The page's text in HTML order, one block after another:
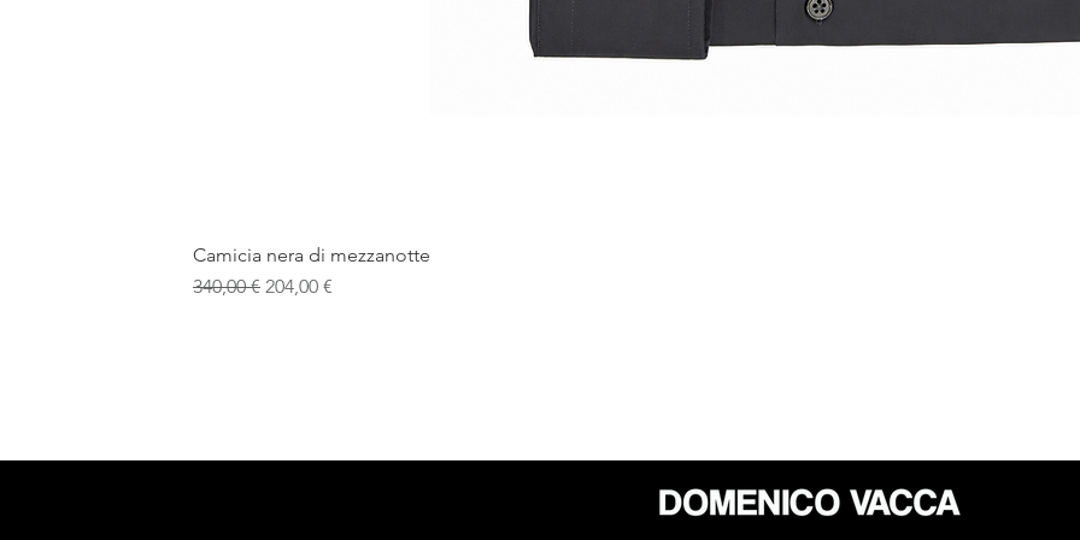
Camicia nera di mezzanotte
Prezzo regolare
340,00 € Prezzo scontato
204,00 €